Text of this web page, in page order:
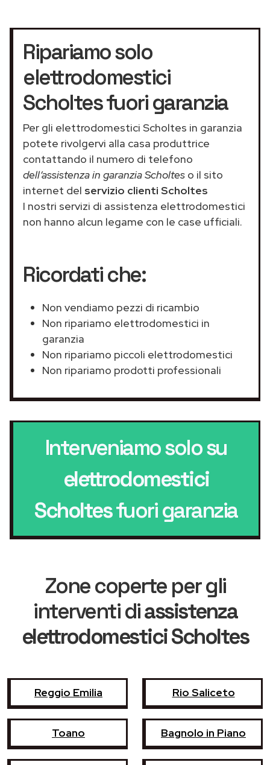
Ripariamo solo
elettrodomestici
Scholtes fuori garanzia
Per gli elettrodomestici Scholtes in garanzia
potete rivolgervi alla casa produttrice
contattando il numero di telefono
dell’assistenza in garanzia Scholtes o il sito
internet del servizio clienti Scholtes
I nostri servizi di assistenza elettrodomestici
non hanno alcun legame con le case ufficiali.
Ricordati che:
Non vendiamo pezzi di ricambio
Non ripariamo elettrodomestici in
garanzia
Non ripariamo piccoli elettrodomestici
Non ripariamo prodotti professionali
Interveniamo solo su
elettrodomestici
Scholtesfuori garanzia
Zone coperte per gli
interventi diassistenza
elettrodomestici Scholtes
Reggio Emilia Rio Saliceto
Toano Bagnolo in Piano